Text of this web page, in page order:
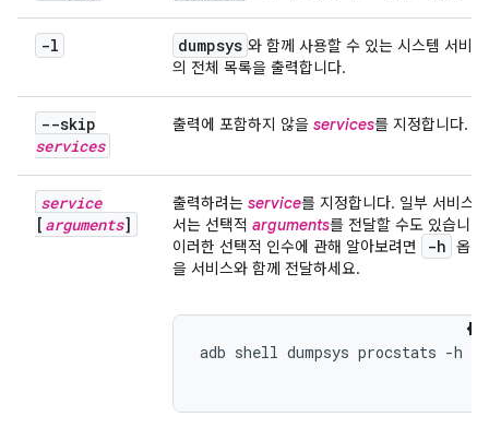
-l dumpsys 와 함께 사용할 수 있는 시스템 서비스
의 전체 목록을 출력합니다.
--skip
services
출력에 포함하지 않을 services를 지정합니다.
service
[ arguments]
출력하려는 service를 지정합니다. 일부 서비스에
서는 선택적 arguments를 전달할 수도 있습니다.
이러한 선택적 인수에 관해 알아보려면
-h 옵션
을 서비스와 함께 전달하세요.
adb shell dumpsys procstats -h